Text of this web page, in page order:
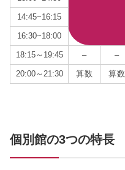
14:45~16:15
16:30~18:00
18:15～19:45 – –
20:00～21:30 算数 算数
個別館の3つの特長